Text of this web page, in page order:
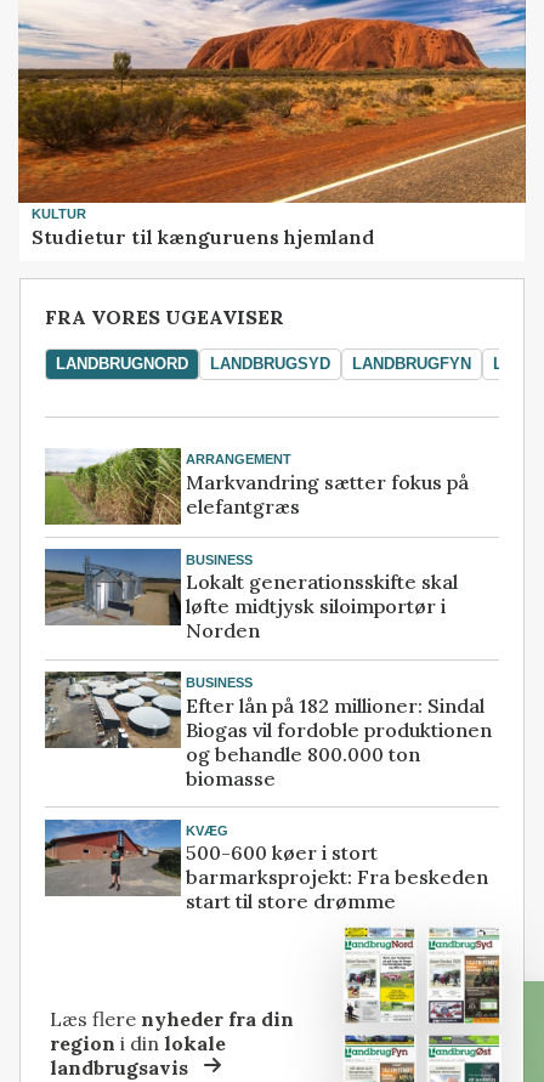
KULTUR
Studietur til kænguruens hjemland
FRA VORES UGEAVISER
LANDBRUGNORD LANDBRUGSYD LANDBRUGFYN
ARRANGEMENT
Markvandring sætter fokus på
elefantgræs
BUSINESS
Lokalt generationsskifte skal
løfte midtjysk siloimportør i
Norden
BUSINESS
Efter lån på 182 millioner: Sindal
Biogas vil fordoble produktionen
og behandle 800.000 ton
biomasse
KVÆG
500-600 køer i stort
barmarksprojekt: Fra beskeden
start til store drømme
Læs flere nyheder fra din
region i dinlokale
landbrugsavis